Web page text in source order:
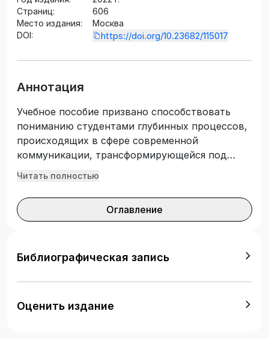
Страниц:
606
Место издания:
Москва
DOI:
https://doi.org/10.23682/115017
Аннотация
Учебное пособие призвано способствовать
пониманию студентами глубинных процессов,
происходящих в сфере современной
коммуникации, трансформирующейся под
влиянием глобализации, информатизации и
различные трактовки коммуникации,
понимаемой как форма реализации
который организует деятельность включенных
правилам, формировавшимся столетиями и
чрезвычайно трудно поддающимся
трансформации. Большое внимание уделено
Читать полностью
Оглавление
Библиографическая запись
Оценить издание